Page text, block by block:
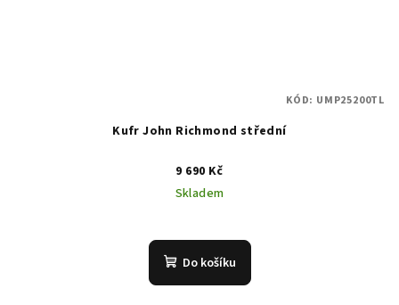
Kufr John Richmond střední
9 690 Kč
Skladem
Do košíku
KÓD: UMP25200TL